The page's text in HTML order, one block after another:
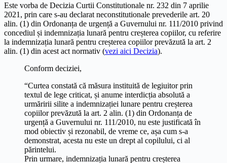
Este vorba de Decizia Curtii Constitutionale nr. 232 din 7 aprilie
2021, prin care s-au declarat neconstitutionale prevederile art. 20
alin. (1) din Ordonanța de urgență a Guvernului nr. 111/2010 privind
concediul și indemnizația lunară pentru creșterea copiilor, cu referire
la indemnizația lunară pentru creșterea copiilor prevăzută la art. 2
alin. (1) din acest act normativ (vezi aici Decizia).
Conform deciziei,
“Curtea constată că măsura instituită de legiuitor prin
textul de lege criticat, și anume interdicția absolută a
urmăririi silite a indemnizației lunare pentru creșterea
copiilor prevăzută la art. 2 alin. (1) din Ordonanța de
urgență a Guvernului nr. 111/2010, nu este justificată în
mod obiectiv și rezonabil, de vreme ce, așa cum s-a
demonstrat, acesta nu este un drept al copilului, ci al
părintelui.
Prin urmare, indemnizația lunară pentru creșterea